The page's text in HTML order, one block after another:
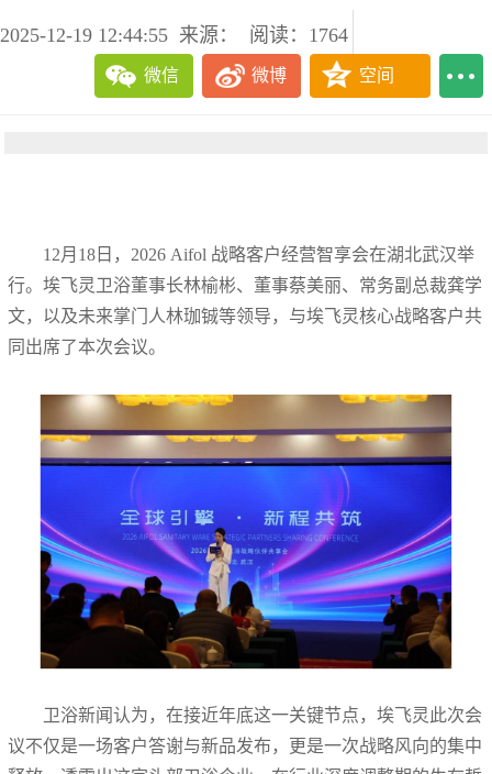
2025-12-19 12:44:55 来源： 阅读：1764
微信 微博 空间
12月18日，2026 Aifol 战略客户经营智享会在湖北武汉举
行。埃飞灵卫浴董事长林榆彬、董事蔡美丽、常务副总裁龚学
文，以及未来掌门人林珈铖等领导，与埃飞灵核心战略客户共
同出席了本次会议。
卫浴新闻认为，在接近年底这一关键节点，埃飞灵此次会
议不仅是一场客户答谢与新品发布，更是一次战略风向的集中